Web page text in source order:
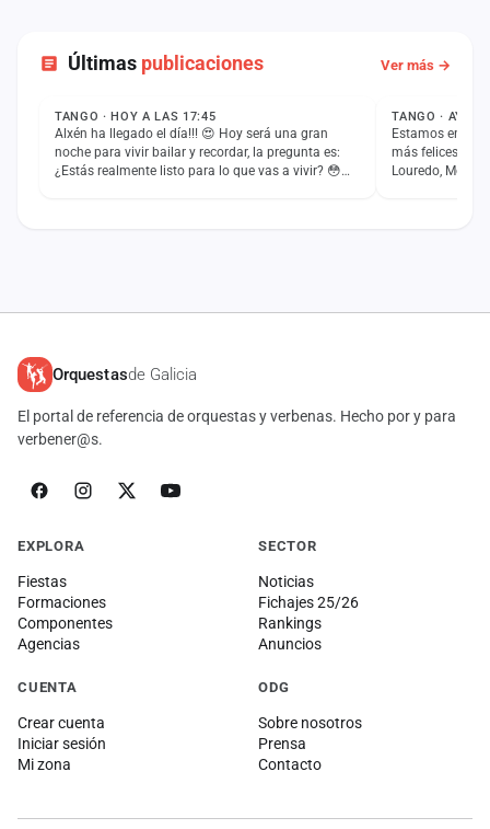
Últimas publicaciones Ver más →
ESTADO
TANGO · HOY A LAS 17:45
Alxén ha llegado el día!!! 😍 Hoy será una gran
noche para vivir bailar y recordar, la pregunta es:
¿Estás realmente listo para lo que vas a vivir? 😳…
ESTADO
TANGO · AYER
Estamos en
más felices al
Louredo, Mos!
Orquestasde Galicia
El portal de referencia de orquestas y verbenas. Hecho por y para
verbener@s.
EXPLORA
Fiestas
Formaciones
Componentes
Agencias
SECTOR
Noticias
Fichajes 25/26
Rankings
Anuncios
CUENTA
Crear cuenta
Iniciar sesión
Mi zona
ODG
Sobre nosotros
Prensa
Contacto